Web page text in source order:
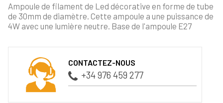
Ampoule de filament de Led décorative en forme de tube
de 30mm de diamètre. Cette ampoule a une puissance de
4W avec une lumière neutre. Base de l'ampoule E27
CONTACTEZ-NOUS
+34 976 459 277